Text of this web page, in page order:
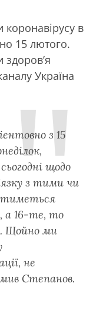
коронавірусу в
15 лютого.
здоров’я
Україна
з 15
щодо
з тими чи
а 16-те, то
Щойно ми
не
Степанов.